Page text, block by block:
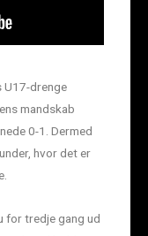
U17-drenge
mandskab
0-1. Dermed
hvor det er
for tredje gang ud